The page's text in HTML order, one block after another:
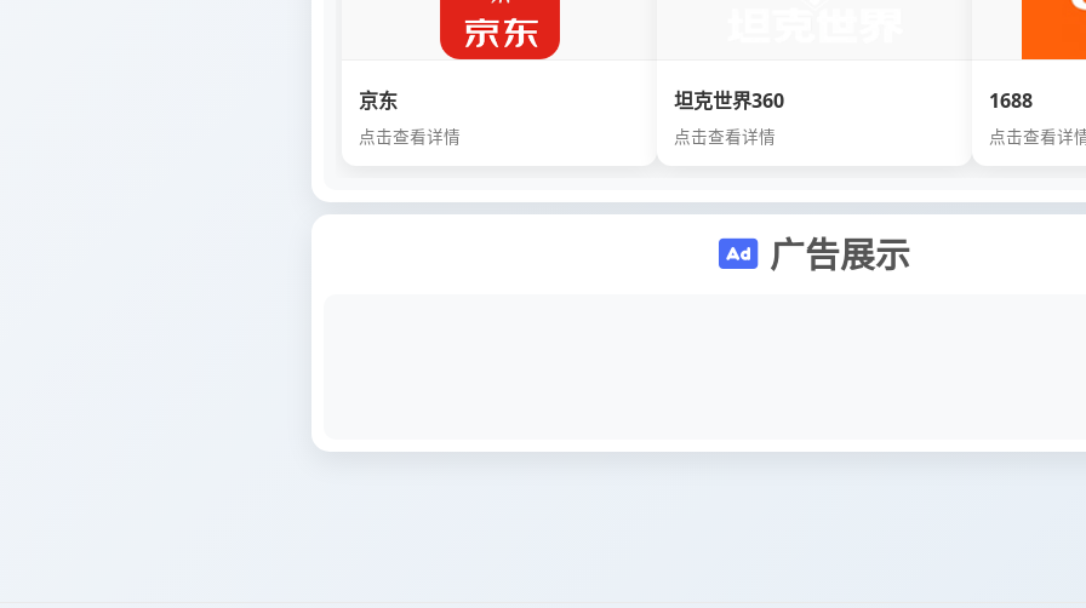
京东
点击查看详情
坦克世界360
点击查看详情
1688
点击查看详
广告展示